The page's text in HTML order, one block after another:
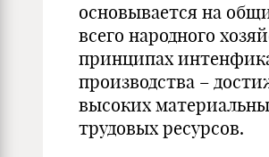
основывается на
всего народного
принципах
производства –
высоких
трудовых ресурсов.